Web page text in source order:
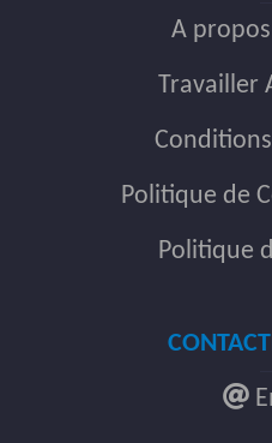
A
Travailler
Politique de
Politique